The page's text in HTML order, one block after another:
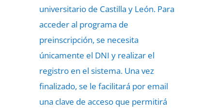
universitario de Castilla y León. Para
acceder al programa de
preinscripción, se necesita
únicamente el DNI y realizar el
registro en el sistema. Una vez
finalizado, se le facilitará por email
una clave de acceso que permitirá